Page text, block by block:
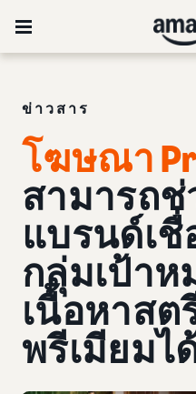
ข่าวสาร
โฆษณา
สามารถช่
แบรนด์เ
กลุ่มเป้า
เนื้อหาส
พรีเมียมไ